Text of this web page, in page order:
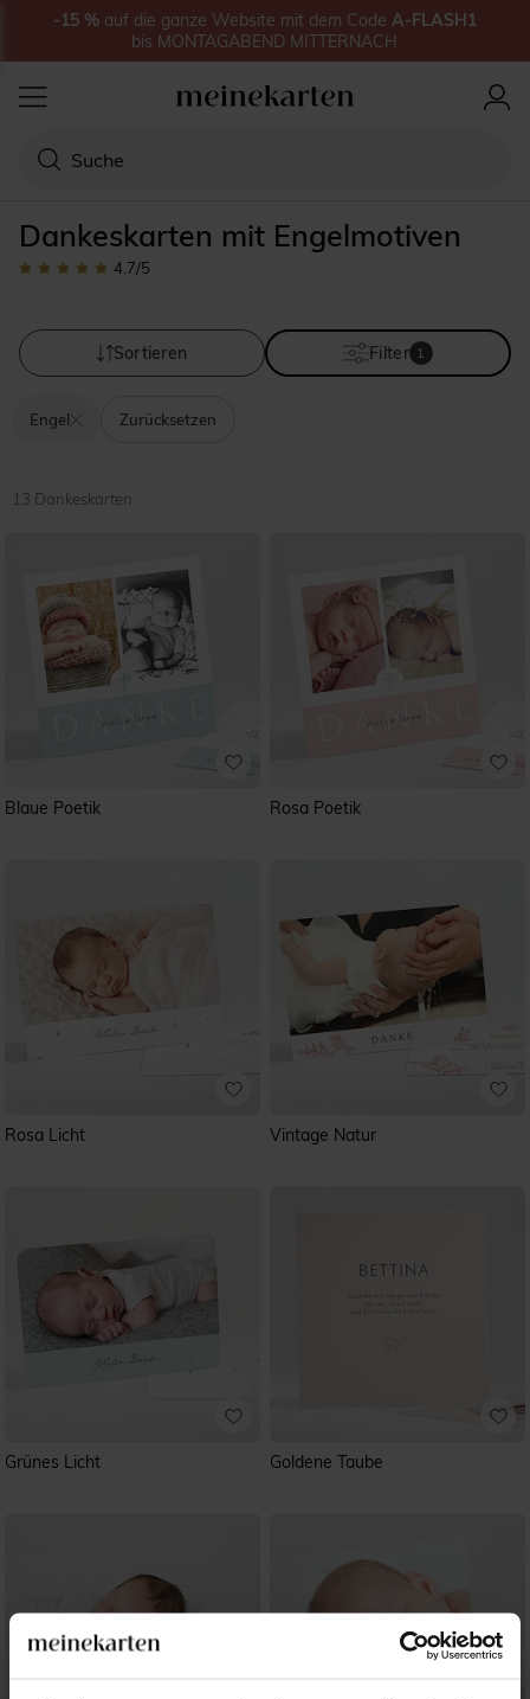
Dankeskarten mit Engelmotiven
4.7/5
Sortieren Filter 1
Engel Zurücksetzen
13 Dankeskarten
Blaue Poetik Rosa Poetik
Rosa Licht Vintage Natur
Grünes Licht Goldene Taube
-15 % auf die ganze Website mit dem Code A-FLASH1
bis MONTAGABEND MITTERNACH